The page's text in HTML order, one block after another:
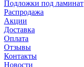
Подложки под ламинат
Распродажа
Акции
Доставка
Оплата
Отзывы
Контакты
Новости